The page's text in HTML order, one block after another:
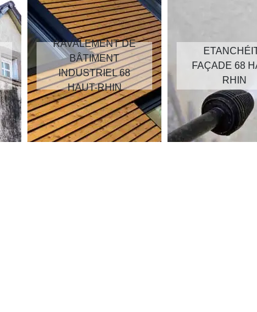
RAVALEMENT DE
BÂTIMENT
INDUSTRIEL 68
HAUT-RHIN
FAÇADE 68
RHIN